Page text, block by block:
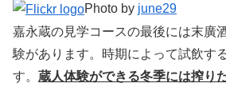
Photo by june29
嘉永蔵の見学コースの最後には末廣
験があります。時期によって試飲す
す。 蔵人体験ができる冬季には搾り